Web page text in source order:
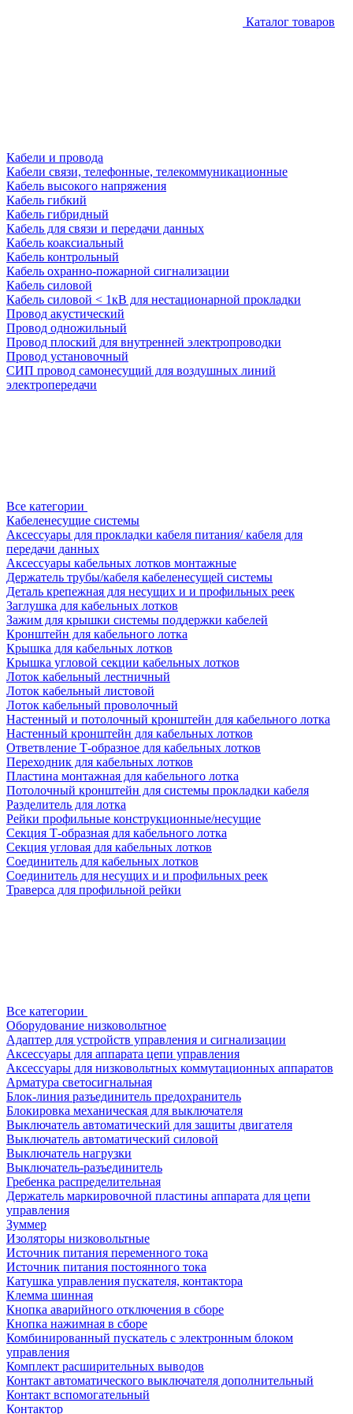
Каталог товаров
Кабели и провода
Кабели связи, телефонные, телекоммуникационные
Кабель высокого напряжения
Кабель гибкий
Кабель гибридный
Кабель для связи и передачи данных
Кабель коаксиальный
Кабель контрольный
Кабель охранно-пожарной сигнализации
Кабель силовой
Кабель силовой < 1кВ для нестационарной прокладки
Провод акустический
Провод одножильный
Провод плоский для внутренней электропроводки
Провод установочный
СИП провод самонесущий для воздушных линий
электропередачи
Все категории
Кабеленесущие системы
Аксессуары для прокладки кабеля питания/ кабеля для
передачи данных
Аксессуары кабельных лотков монтажные
Держатель трубы/кабеля кабеленесущей системы
Деталь крепежная для несущих и и профильных реек
Заглушка для кабельных лотков
Зажим для крышки системы поддержки кабелей
Кронштейн для кабельного лотка
Крышка для кабельных лотков
Крышка угловой секции кабельных лотков
Лоток кабельный лестничный
Лоток кабельный листовой
Лоток кабельный проволочный
Настенный и потолочный кронштейн для кабельного лотка
Настенный кронштейн для кабельных лотков
Ответвление Т-образное для кабельных лотков
Переходник для кабельных лотков
Пластина монтажная для кабельного лотка
Потолочный кронштейн для системы прокладки кабеля
Разделитель для лотка
Рейки профильные конструкционные/несущие
Секция Т-образная для кабельного лотка
Секция угловая для кабельных лотков
Соединитель для кабельных лотков
Соединитель для несущих и и профильных реек
Траверса для профильной рейки
Все категории
Оборудование низковольтное
Адаптер для устройств управления и сигнализации
Аксессуары для аппарата цепи управления
Аксессуары для низковольтных коммутационных аппаратов
Арматура светосигнальная
Блок-линия разъединитель предохранитель
Блокировка механическая для выключателя
Выключатель автоматический для защиты двигателя
Выключатель автоматический силовой
Выключатель нагрузки
Выключатель-разъединитель
Гребенка распределительная
Держатель маркировочной пластины аппарата для цепи
управления
Зуммер
Изоляторы низковольтные
Источник питания переменного тока
Источник питания постоянного тока
Катушка управления пускателя, контактора
Клемма шинная
Кнопка аварийного отключения в сборе
Кнопка нажимная в сборе
Комбинированный пускатель с электронным блоком
управления
Комплект расширительных выводов
Контакт автоматического выключателя дополнительный
Контакт вспомогательный
Контактор